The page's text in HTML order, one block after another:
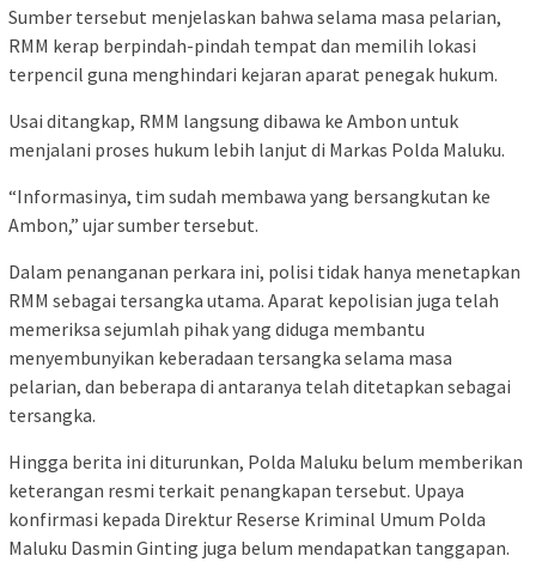
Sumber tersebut menjelaskan bahwa selama masa pelarian,
RMM kerap berpindah-pindah tempat dan memilih lokasi
terpencil guna menghindari kejaran aparat penegak hukum.
Usai ditangkap, RMM langsung dibawa ke Ambon untuk
menjalani proses hukum lebih lanjut di Markas Polda Maluku.
“Informasinya, tim sudah membawa yang bersangkutan ke
Ambon,” ujar sumber tersebut.
Dalam penanganan perkara ini, polisi tidak hanya menetapkan
RMM sebagai tersangka utama. Aparat kepolisian juga telah
memeriksa sejumlah pihak yang diduga membantu
menyembunyikan keberadaan tersangka selama masa
pelarian, dan beberapa di antaranya telah ditetapkan sebagai
tersangka.
Hingga berita ini diturunkan, Polda Maluku belum memberikan
keterangan resmi terkait penangkapan tersebut. Upaya
konfirmasi kepada Direktur Reserse Kriminal Umum Polda
Maluku Dasmin Ginting juga belum mendapatkan tanggapan.